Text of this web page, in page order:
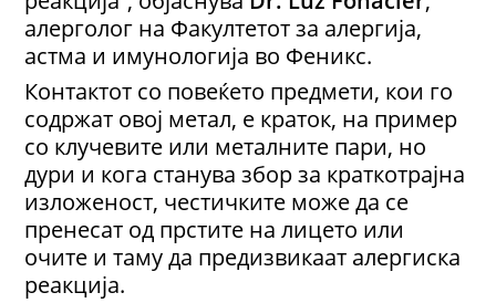
алерголог на Факултетот за алергија,
астма и имунологија во Феникс.
Контактот со повеќето предмети, кои го
содржат овој метал, е краток, на пример
со клучевите или металните пари, но
дури и кога станува збор за краткотрајна
изложеност, честичките може да се
пренесат од прстите на лицето или
очите и таму да предизвикаат алергиска
реакција.